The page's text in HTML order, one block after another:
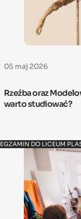
05 maj 2026
Rzeźba oraz
warto studiować?
EGZAMIN DO LICEUM